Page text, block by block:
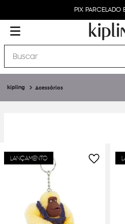
PIX PARCELADO
Buscar
Acessórios
LANÇAMENTO